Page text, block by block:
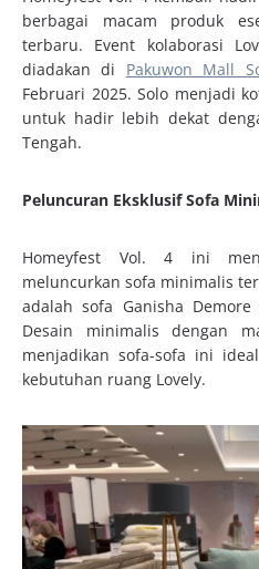
berbagai macam produk
terbaru. Event kolaborasi
diadakan di Pakuwon Mall
Februari 2025. Solo menjadi
untuk hadir lebih dekat
Tengah.
Peluncuran Eksklusif Sofa
Homeyfest Vol. 4 ini
meluncurkan sofa minimalis
adalah sofa Ganisha
Desain minimalis dengan
menjadikan sofa-sofa ini
kebutuhan ruang Lovely.